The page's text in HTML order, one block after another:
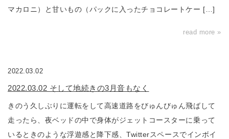
マカロニ）と甘いもの（パックに入ったチョコレートケー […]
read more »
2022.03.02
2022.03.02 そして地続きの3月音もなく
きのう久しぶりに運転をして高速道路をびゅんびゅん飛ばして
走ったら、夜ベッドの中で身体がジェットコースターに乗って
いるときのような浮遊感と降下感、Twitterスペースでインボイ